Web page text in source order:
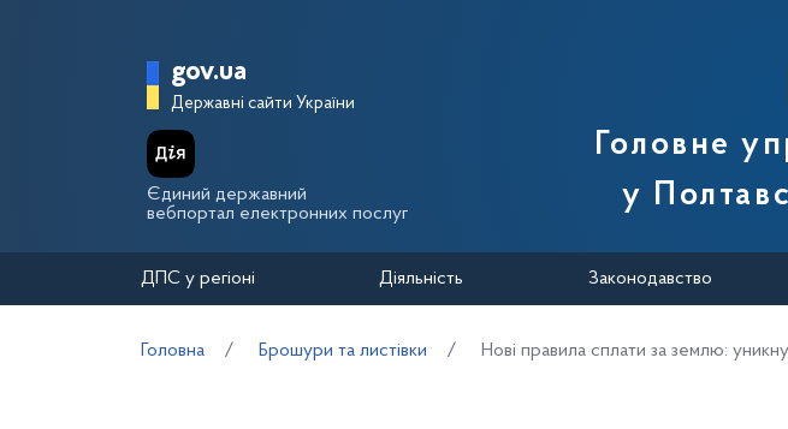
Головна сторінка Державної
gov.ua
Державні сайти України
Єдиний державний
вебпортал електронних послуг
Головне
у
ДПС у регіоні Діяльність Законодавство
Головна Брошури та листівки Нові правила сплати за землю: